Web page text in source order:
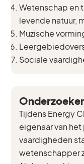
Wetenschap en
levende natuur,
Muzische
Sociale
Tijdens Energy
eigenaar van
vaardigheden
wetenschapper